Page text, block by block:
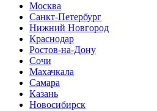
Москва
Санкт-Петербург
Нижний Новгород
Краснодар
Ростов-на-Дону
Сочи
Махачкала
Самара
Казань
Новосибирск